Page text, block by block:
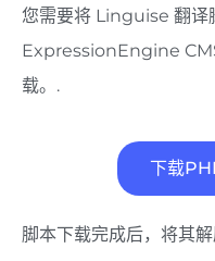
您需要将 Linguise 翻译
ExpressionEngine
载。.
下载
脚本下载完成后，将其